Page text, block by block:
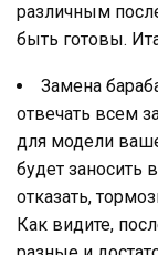
различным
быть готовы.
Замена
отвечать всем
для модели
будет заносить
отказать,
Как видите,